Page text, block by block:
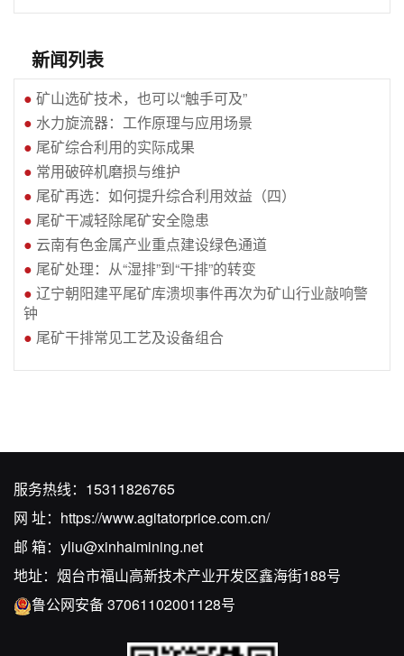
新闻列表
● 矿山选矿技术，也可以“触手可及”
● 水力旋流器：工作原理与应用场景
● 尾矿综合利用的实际成果
● 常用破碎机磨损与维护
● 尾矿再选：如何提升综合利用效益（四）
● 尾矿干减轻除尾矿安全隐患
● 云南有色金属产业重点建设绿色通道
● 尾矿处理：从“湿排”到“干排”的转变
● 辽宁朝阳建平尾矿库溃坝事件再次为矿山行业敲响警
钟
● 尾矿干排常见工艺及设备组合
服务热线： 15311826765
网 址： https://www.agitatorprice.com.cn/
邮 箱： yliu@xinhaimining.net
地址：烟台市福山高新技术产业开发区鑫海街188号
鲁公网安备 37061102001128号